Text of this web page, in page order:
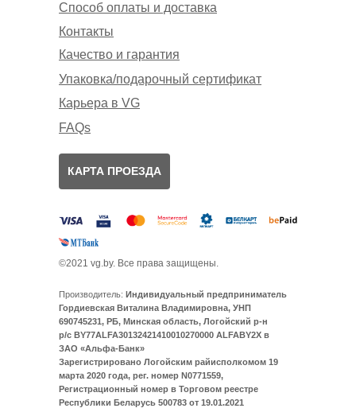
Производитель: Индивидуальный предприниматель
Гордиевская Виталина Владимировна, УНП
690745231, РБ, Минская область, Логойский р-н
р/с BY77ALFA30132421410010270000 ALFABY2X в
ЗАО «Альфа-Банк»
Зарегистрировано Логойским райисполкомом 19
марта 2020 года, рег. номер N0771559,
Регистрационный номер в Торговом реестре
Республики Беларусь 500783 от 19.01.2021
Способ оплаты и доставка
Контакты
КАРТА ПРОЕЗДА
Упаковка/подарочный сертификат
FAQs
Карьера в VG
©2021 vg.by. Все права защищены.
Качество и гарантия